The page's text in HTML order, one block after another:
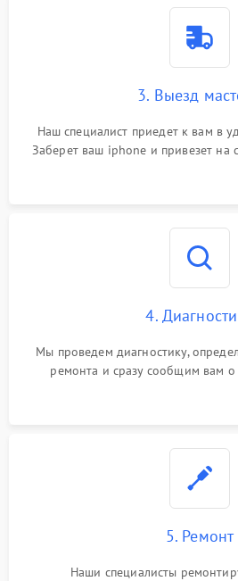
3. Выезд
Наш специалист приедет к вам в
Заберет ваш iphone и привезет на
4.
Мы проведем диагностику,
ремонта и сразу сообщим вам о
5. Ремонт
Наши специалисты